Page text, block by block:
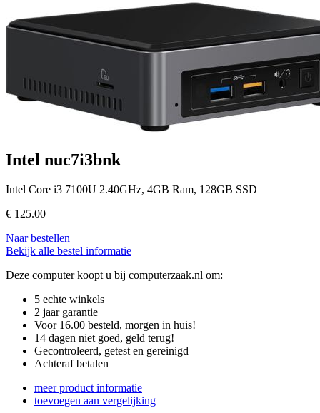
Intel nuc7i3bnk
Intel Core i3 7100U 2.40GHz, 4GB Ram, 128GB SSD
€ 125.00
Naar bestellen
Bekijk alle bestel informatie
Deze computer koopt u bij computerzaak.nl om:
5 echte winkels
2 jaar garantie
Voor 16.00 besteld, morgen in huis!
14 dagen niet goed, geld terug!
Gecontroleerd, getest en gereinigd
Achteraf betalen
meer product informatie
toevoegen aan vergelijking